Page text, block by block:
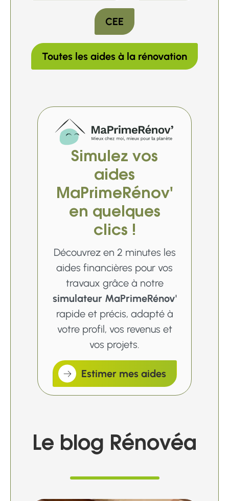
CEE
Toutes les aides à la rénovation
Simulez vos
aides
MaPrimeRénov'
en quelques
clics !
Découvrez en 2 minutes les
aides financières pour vos
travaux grâce à notre
simulateur MaPrimeRénov'
rapide et précis, adapté à
votre profil, vos revenus et
vos projets.
Estimer mes aides
Le blog Rénovéa